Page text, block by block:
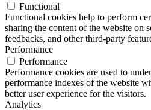
Functional
Functional cookies help to perform
sharing the content of the website on
feedbacks, and other third-party
Performance
Performance
Performance cookies are used to
performance indexes of the website
better user experience for the visitors.
Analytics